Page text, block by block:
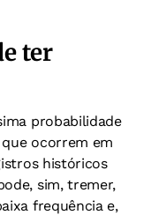
ter
probabilidade
ocorrem em
históricos
sim, tremer,
frequência e,